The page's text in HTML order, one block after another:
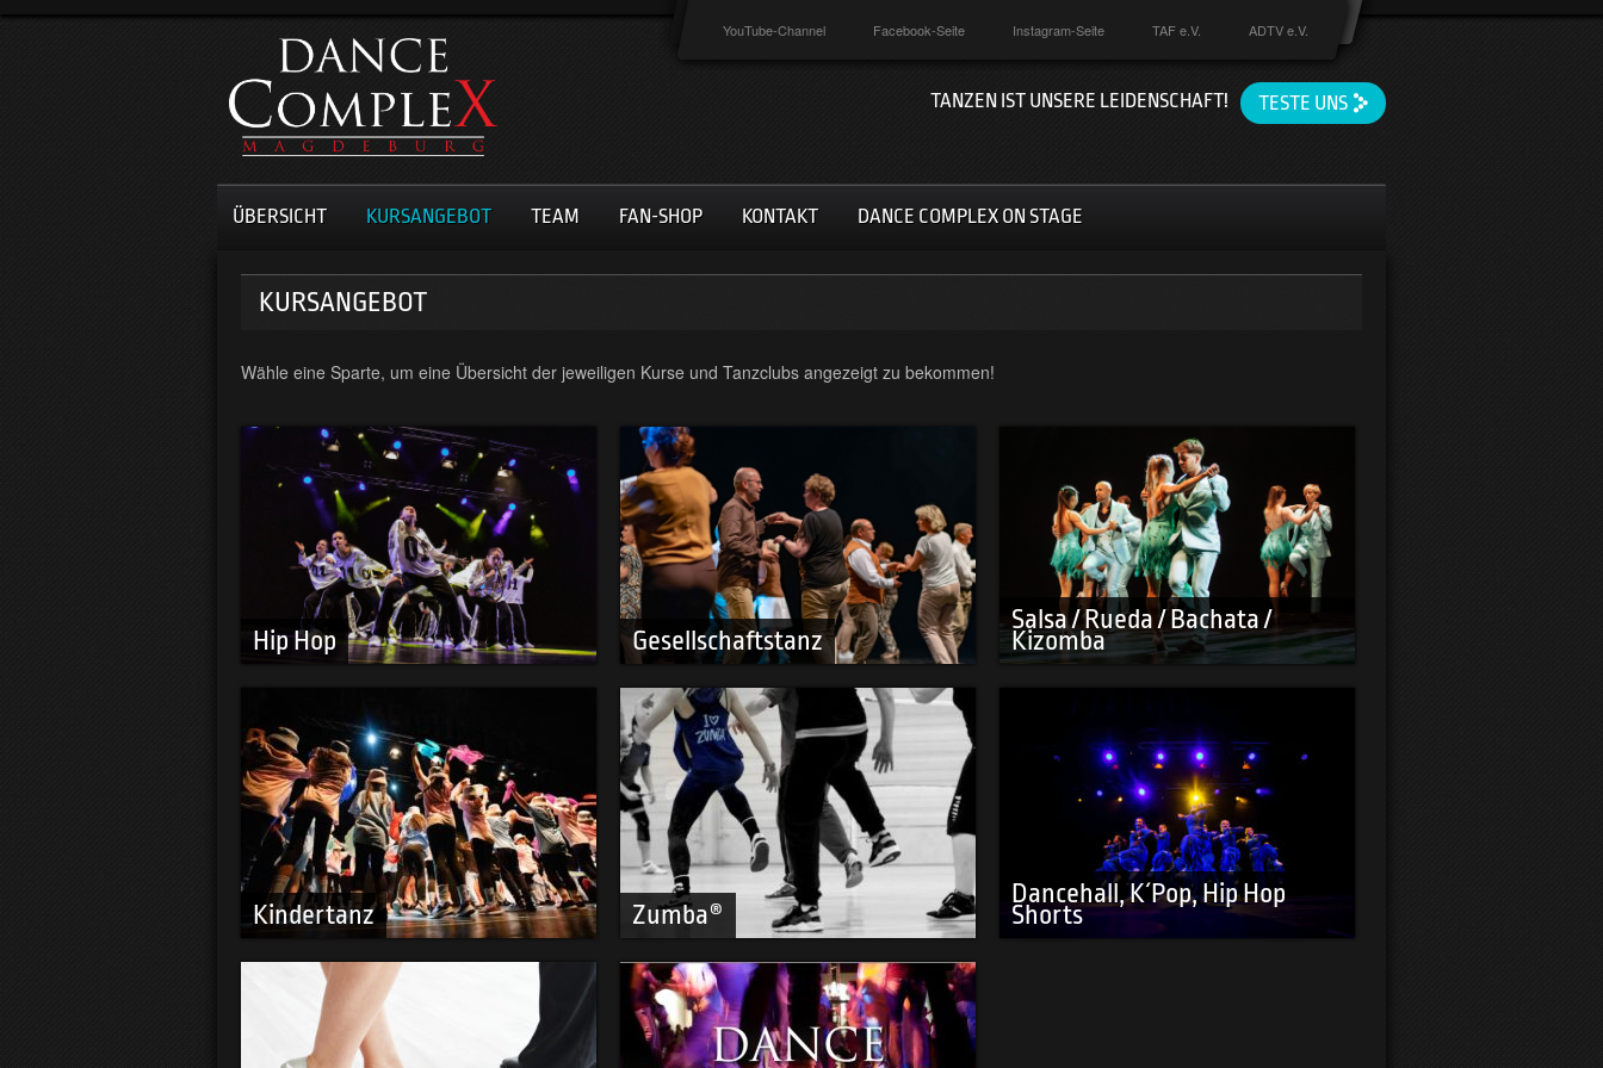
YouTube-Channel Facebook-Seite Instagram-Seite TAF e.V. ADTV e.V.
TANZEN IST UNSERE LEIDENSCHAFT! TESTE UNS
ÜBERSICHT KURSANGEBOT TEAM FAN-SHOP KONTAKT DANCE COMPLEX ON STAGE
KURSANGEBOT
Wähle eine Sparte, um eine Übersicht der jeweiligen Kurse und Tanzclubs angezeigt zu bekommen!
Hip Hop Gesellschaftstanz
Salsa / Rueda / Bachata /
Kizomba
Kindertanz Zumba®
Dancehall, K´Pop, Hip Hop
Shorts